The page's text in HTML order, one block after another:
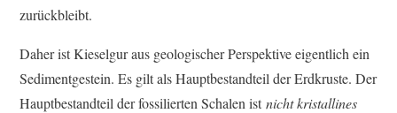
zurückbleibt.
Daher ist Kieselgur aus geologischer Perspektive eigentlich ein
Sedimentgestein. Es gilt als Hauptbestandteil der Erdkruste. Der
Hauptbestandteil der fossilierten Schalen istnicht kristallines